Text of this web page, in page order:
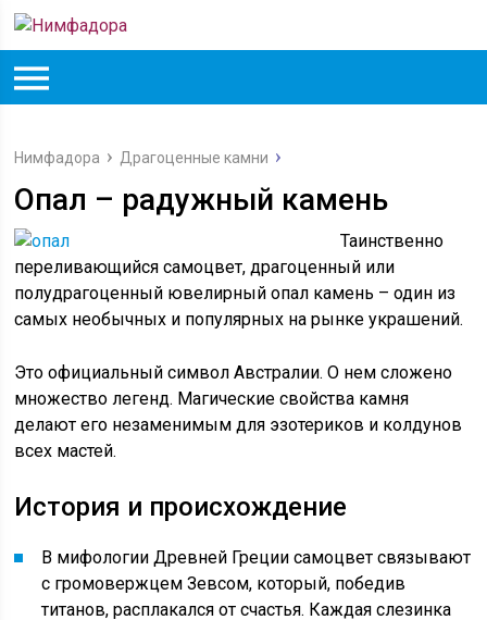
Нимфадора Драгоценные камни
Опал – радужный камень
Таинственно
переливающийся самоцвет, драгоценный или
полудрагоценный ювелирный опал камень – один из
самых необычных и популярных на рынке украшений.
Это официальный символ Австралии. О нем сложено
множество легенд. Магические свойства камня
делают его незаменимым для эзотериков и колдунов
всех мастей.
История и происхождение
В мифологии Древней Греции самоцвет связывают
с громовержцем Зевсом, который, победив
титанов, расплакался от счастья. Каждая слезинка